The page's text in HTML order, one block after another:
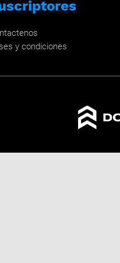
y condiciones